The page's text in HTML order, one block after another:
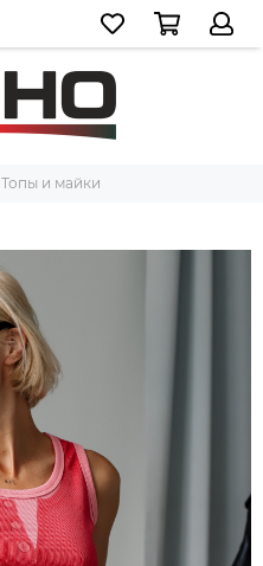
Топы и майки